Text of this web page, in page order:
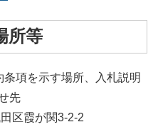
所等
条項を示す場所、入札説明
先
区霞が関3-2-2